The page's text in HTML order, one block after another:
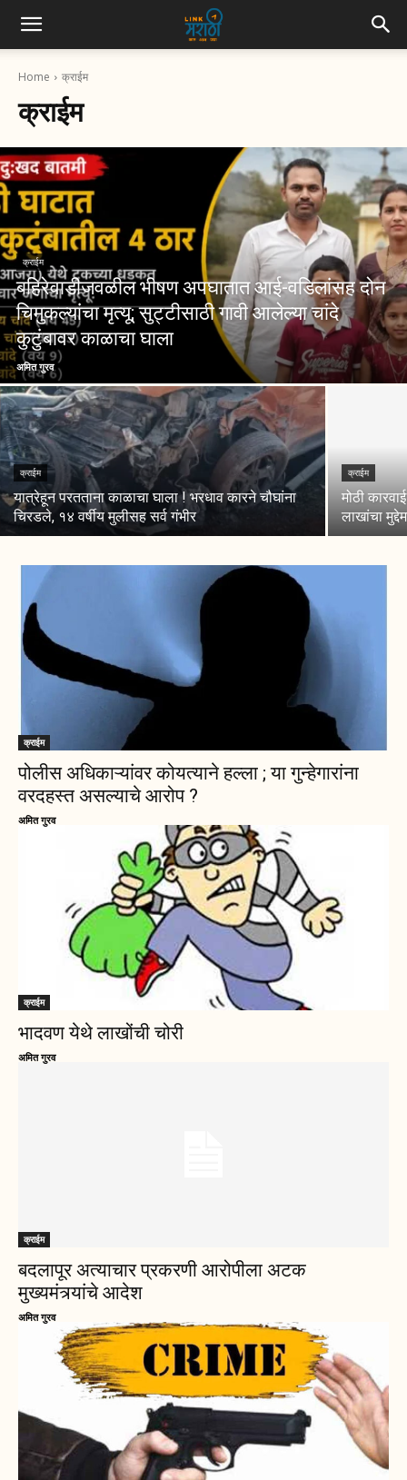
Home क्राईम
क्राईम
क्राईम
बहिरेवाडीजवळील भीषण अपघातात आई-वडिलांसह दोन
चिमुकल्यांचा मृत्यू; सुट्टीसाठी गावी आलेल्या चांदे
कुटुंबावर काळाचा घाला
अमित गुरव
क्राईम
यात्रेहून परतताना काळाचा घाला ! भरधाव कारने चौघांना
चिरडले, १४ वर्षीय मुलीसह सर्व गंभीर
क्राईम
मोठी
लाखांचा
क्राईम
पोलीस अधिकाऱ्यांवर कोयत्याने हल्ला ; या गुन्हेगारांना
वरदहस्त असल्याचे आरोप ?
अमित गुरव
क्राईम
भादवण येथे लाखोंची चोरी
अमित गुरव
क्राईम
बदलापूर अत्याचार प्रकरणी आरोपीला अटक
मुख्यमंत्र्यांचे आदेश
अमित गुरव